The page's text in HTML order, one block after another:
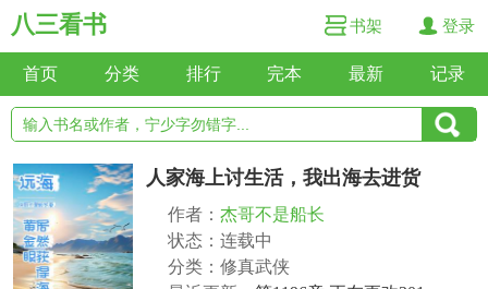
八三看书 书架 登录
首页 分类 排行 完本 最新 记录
人家海上讨生活，我出海去进货
作者： 杰哥不是船长
状态：连载中
分类：修真武侠